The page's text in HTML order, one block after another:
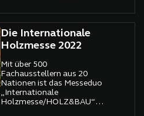
Wasserstoffziele mit ihrer
Expertise unterstützen
werden.
Die Internationale
Holzmesse 2022
Mit über 500
Fachausstellern aus 20
Nationen ist das Messeduo
„Internationale
Holzmesse/HOLZ&BAU“